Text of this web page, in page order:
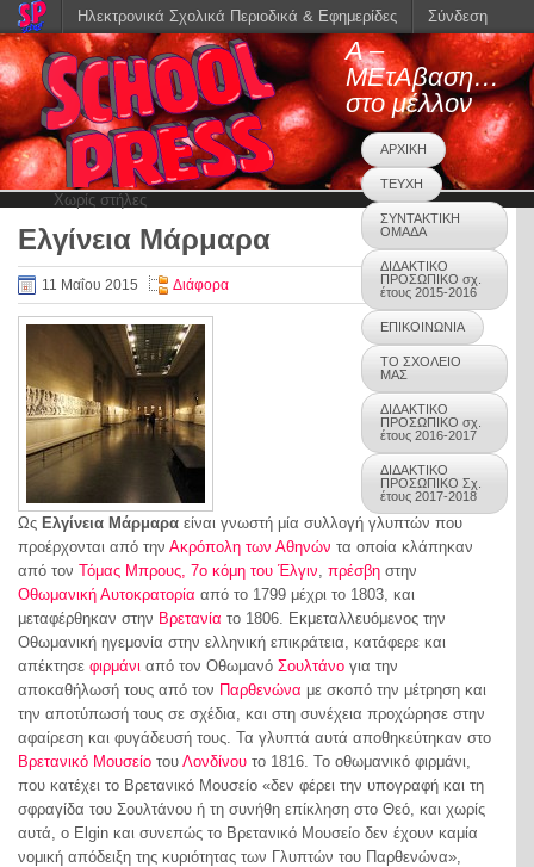
Α –
ΜΕτΑβαση…
στο μέλλον
ΑΡΧΙΚΗ
ΤΕΥΧΗ
ΣΥΝΤΑΚΤΙΚΗ
ΟΜΑΔΑ
ΔΙΔΑΚΤΙΚΟ
ΠΡΟΣΩΠΙΚΟ σχ.
έτους 2015-2016
ΕΠΙΚΟΙΝΩΝΙΑ
ΤΟ ΣΧΟΛΕΙΟ
ΜΑΣ
ΔΙΔΑΚΤΙΚΟ
ΠΡΟΣΩΠΙΚΟ σχ.
έτους 2016-2017
ΔΙΔΑΚΤΙΚΟ
ΠΡΟΣΩΠΙΚΟ Σχ.
έτους 2017-2018
Χωρίς στήλες
Ελγίνεια Μάρμαρα
11 Μαΐου 2015 Διάφορα
Ως Ελγίνεια Μάρμαρα είναι γνωστή μία συλλογή γλυπτών που
προέρχονται από την Ακρόπολη των Αθηνών τα οποία κλάπηκαν
από τον Τόμας Μπρους, 7ο κόμη του Έλγιν, πρέσβη στην
Οθωμανική Αυτοκρατορία από το 1799 μέχρι το 1803, και
μεταφέρθηκαν στην Βρετανία το 1806. Εκμεταλλευόμενος την
Οθωμανική ηγεμονία στην ελληνική επικράτεια, κατάφερε και
απέκτησε φιρμάνι από τον Οθωμανό Σουλτάνο για την
αποκαθήλωσή τους από τον Παρθενώνα με σκοπό την μέτρηση και
την αποτύπωσή τους σε σχέδια, και στη συνέχεια προχώρησε στην
αφαίρεση και φυγάδευσή τους. Τα γλυπτά αυτά αποθηκεύτηκαν στο
Βρετανικό Μουσείο του Λονδίνου το 1816. Το οθωμανικό φιρμάνι,
που κατέχει το Βρετανικό Μουσείο «δεν φέρει την υπογραφή και τη
σφραγίδα του Σουλτάνου ή τη συνήθη επίκληση στο Θεό, και χωρίς
αυτά, ο Elgin και συνεπώς το Βρετανικό Μουσείο δεν έχουν καμία
νομική απόδειξη της κυριότητας των Γλυπτών του Παρθενώνα»,
Ηλεκτρονικά Σχολικά Περιοδικά & Εφημερίδες Σύνδεση